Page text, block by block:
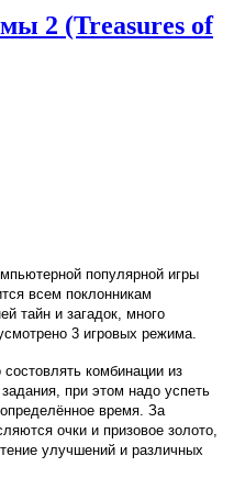
2 (Treasures of
популярной игры
всем поклонникам
тайн и загадок, много
3 игровых режима.
комбинации из
при этом надо успеть
время. За
очки и призовое золото,
улучшений и различных